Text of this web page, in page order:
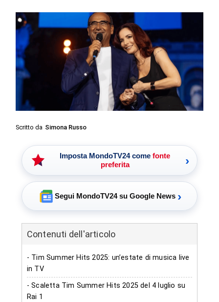
Scritto da Simona Russo
Imposta MondoTV24 come fonte
preferita
›
Segui MondoTV24 su Google News ›
Contenuti dell'articolo
- Tim Summer Hits 2025: un’estate di musica live
in TV
- Scaletta Tim Summer Hits 2025 del 4 luglio su
Rai 1